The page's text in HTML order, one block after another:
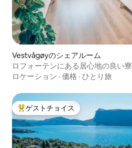
Vestvågøyのシェアルーム
ロフォーテンにある居心地の良い寮
ロケーション · 価格 · ひとり旅
大好評のゲストチョイスです。
ゲストチョイス